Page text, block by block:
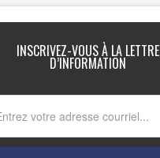
INSCRIVEZ-VOUS À LA LETTRE
D’INFORMATION